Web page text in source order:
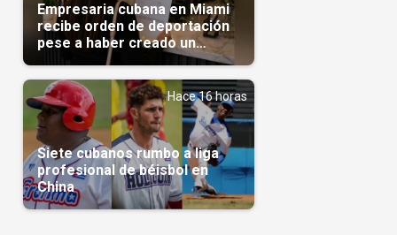
Empresaria cubana en Miami
recibe orden de deportación
pese a haber creado un
Hace 16 horas
Siete cubanos rumbo a liga
profesional de béisbol en
China